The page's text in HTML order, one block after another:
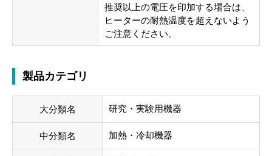
推奨以上の電圧を印加する場合は、
ヒーターの耐熱温度を超えないよう
ご注意ください。
製品カテゴリ
大分類名 研究・実験用機器
中分類名 加熱・冷却機器